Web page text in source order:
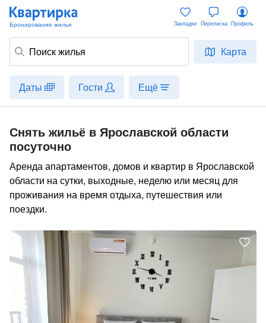
Карта
Закладки Переписка Профиль
Даты Гости Ещё
Снять жильё в Ярославской области
посуточно
Аренда апартаментов, домов и квартир в Ярославской
области на сутки, выходные, неделю или месяц для
проживания на время отдыха, путешествия или
поездки.